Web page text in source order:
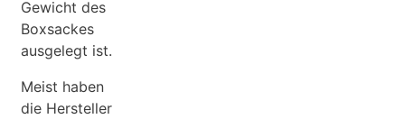
Gewicht des
Boxsackes
ausgelegt ist.
Meist haben
die Hersteller